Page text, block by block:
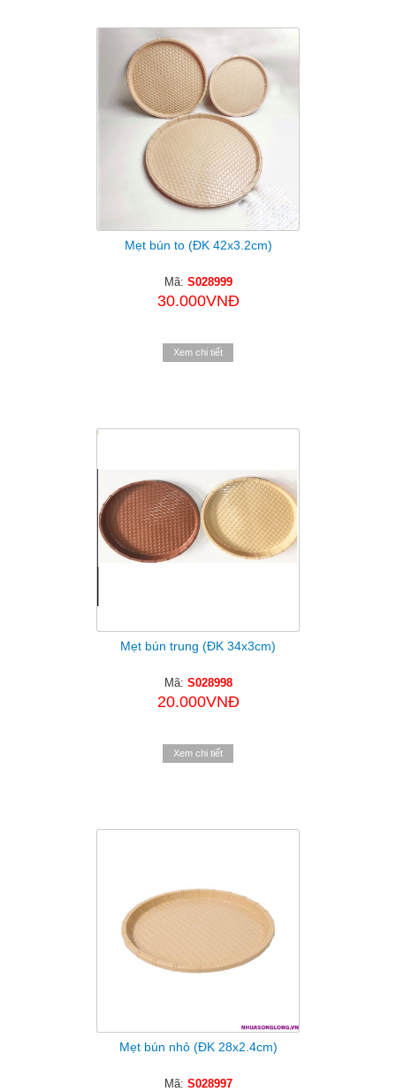
Mẹt bún to (ĐK 42x3.2cm)
Mã: S028999
30.000VNĐ
Xem chi tiết
Mẹt bún trung (ĐK 34x3cm)
Mã: S028998
20.000VNĐ
Xem chi tiết
Mẹt bún nhỏ (ĐK 28x2.4cm)
Mã: S028997